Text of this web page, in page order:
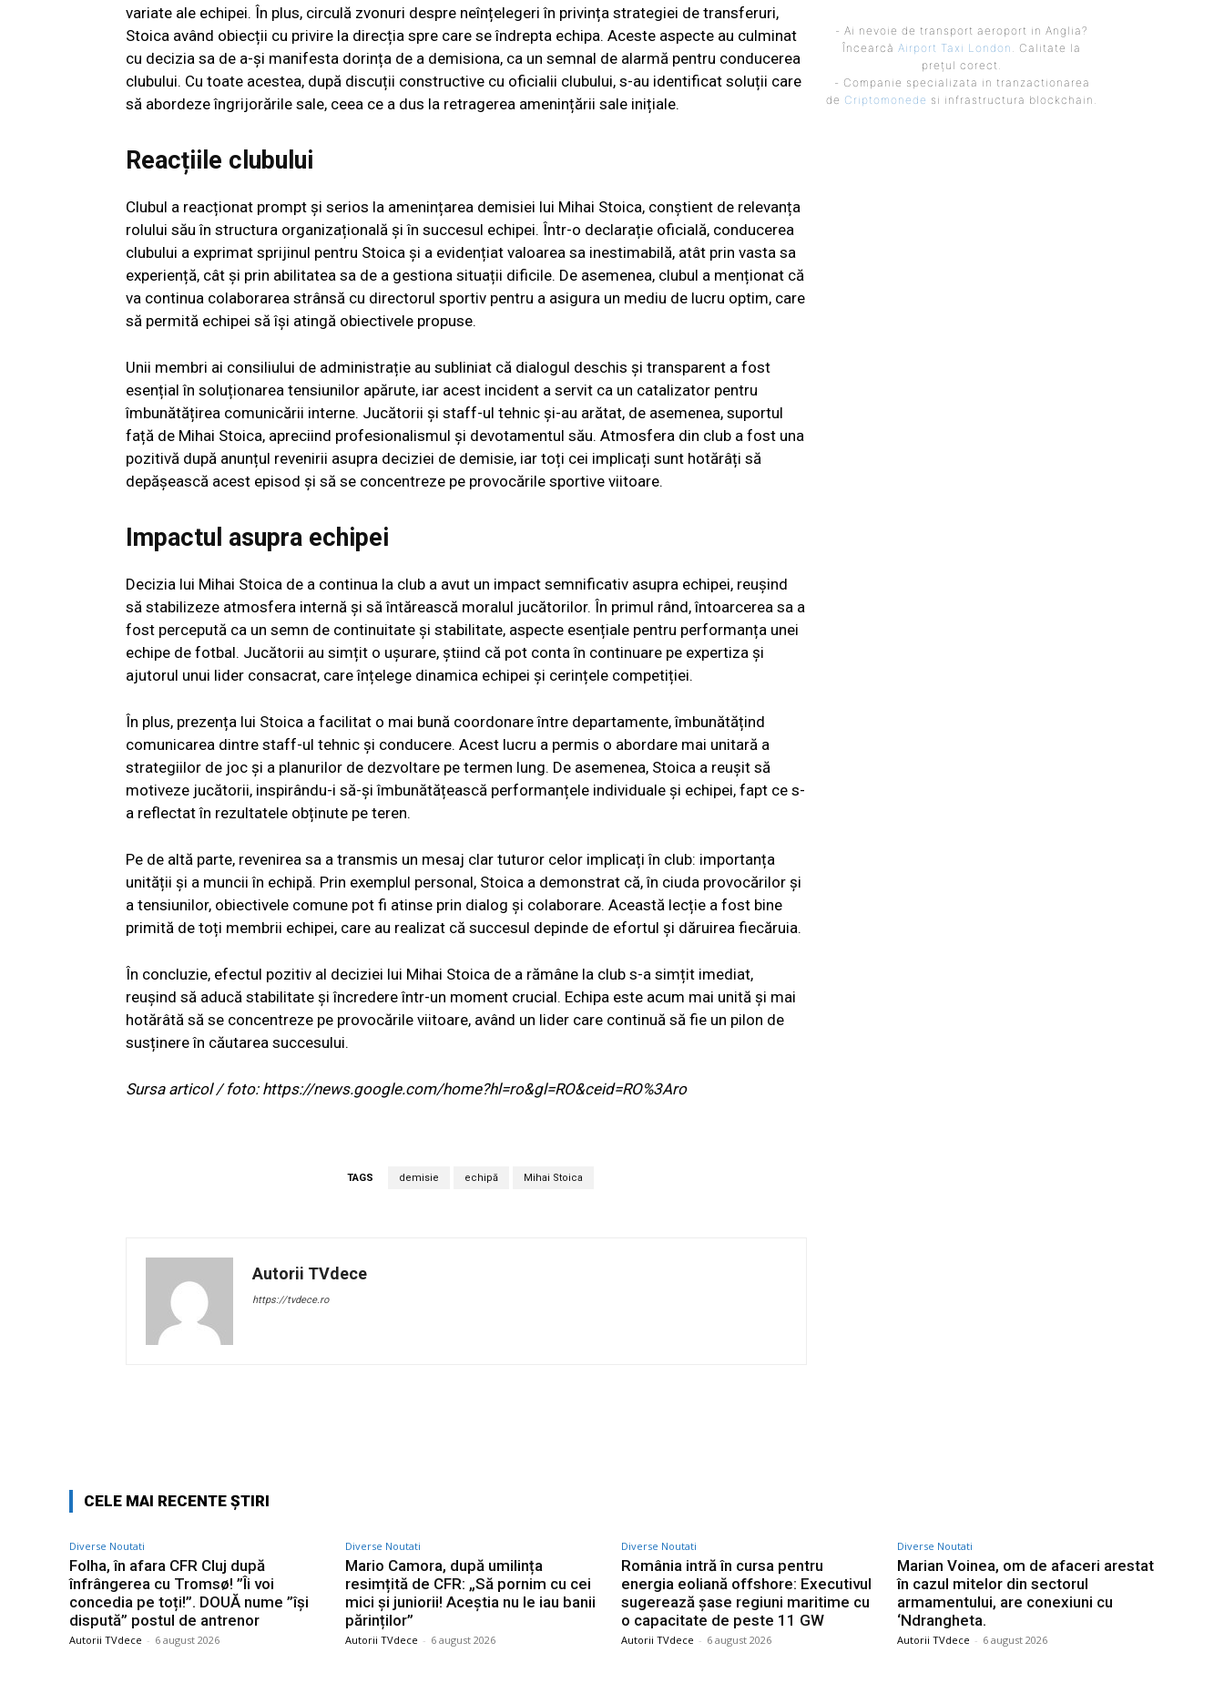
variate ale echipei. În plus, circulă zvonuri despre neînțelegeri în privința strategiei de transferuri,
Stoica având obiecții cu privire la direcția spre care se îndrepta echipa. Aceste aspecte au culminat
cu decizia sa de a-și manifesta dorința de a demisiona, ca un semnal de alarmă pentru conducerea
clubului. Cu toate acestea, după discuții constructive cu oficialii clubului, s-au identificat soluții care
să abordeze îngrijorările sale, ceea ce a dus la retragerea amenințării sale inițiale.
Reacțiile clubului
Clubul a reacționat prompt și serios la amenințarea demisiei lui Mihai Stoica, conștient de relevanța
rolului său în structura organizațională și în succesul echipei. Într-o declarație oficială, conducerea
clubului a exprimat sprijinul pentru Stoica și a evidențiat valoarea sa inestimabilă, atât prin vasta sa
experiență, cât și prin abilitatea sa de a gestiona situații dificile. De asemenea, clubul a menționat că
va continua colaborarea strânsă cu directorul sportiv pentru a asigura un mediu de lucru optim, care
să permită echipei să își atingă obiectivele propuse.
Unii membri ai consiliului de administrație au subliniat că dialogul deschis și transparent a fost
esențial în soluționarea tensiunilor apărute, iar acest incident a servit ca un catalizator pentru
îmbunătățirea comunicării interne. Jucătorii și staff-ul tehnic și-au arătat, de asemenea, suportul
față de Mihai Stoica, apreciind profesionalismul și devotamentul său. Atmosfera din club a fost una
pozitivă după anunțul revenirii asupra deciziei de demisie, iar toți cei implicați sunt hotărâți să
depășească acest episod și să se concentreze pe provocările sportive viitoare.
Impactul asupra echipei
Decizia lui Mihai Stoica de a continua la club a avut un impact semnificativ asupra echipei, reușind
să stabilizeze atmosfera internă și să întărească moralul jucătorilor. În primul rând, întoarcerea sa a
fost percepută ca un semn de continuitate și stabilitate, aspecte esențiale pentru performanța unei
echipe de fotbal. Jucătorii au simțit o ușurare, știind că pot conta în continuare pe expertiza și
ajutorul unui lider consacrat, care înțelege dinamica echipei și cerințele competiției.
În plus, prezența lui Stoica a facilitat o mai bună coordonare între departamente, îmbunătățind
comunicarea dintre staff-ul tehnic și conducere. Acest lucru a permis o abordare mai unitară a
strategiilor de joc și a planurilor de dezvoltare pe termen lung. De asemenea, Stoica a reușit să
motiveze jucătorii, inspirându-i să-și îmbunătățească performanțele individuale și echipei, fapt ce s-
a reflectat în rezultatele obținute pe teren.
Pe de altă parte, revenirea sa a transmis un mesaj clar tuturor celor implicați în club: importanța
unității și a muncii în echipă. Prin exemplul personal, Stoica a demonstrat că, în ciuda provocărilor și
a tensiunilor, obiectivele comune pot fi atinse prin dialog și colaborare. Această lecție a fost bine
primită de toți membrii echipei, care au realizat că succesul depinde de efortul și dăruirea fiecăruia.
În concluzie, efectul pozitiv al deciziei lui Mihai Stoica de a rămâne la club s-a simțit imediat,
reușind să aducă stabilitate și încredere într-un moment crucial. Echipa este acum mai unită și mai
hotărâtă să se concentreze pe provocările viitoare, având un lider care continuă să fie un pilon de
susținere în căutarea succesului.
Sursa articol / foto: https://news.google.com/home?hl=ro&gl=RO&ceid=RO%3Aro
TAGS demisie echipă Mihai Stoica
Autorii TVdece
https://tvdece.ro
- Ai nevoie de transport aeroport in Anglia?
Încearcă Airport Taxi London . Calitate la
prețul corect.
- Companie specializata in tranzactionarea
de Criptomonede si infrastructura blockchain.
CELE MAI RECENTE ȘTIRI
Diverse Noutati
Folha, în afara CFR Cluj după
înfrângerea cu Tromsø! ”Îi voi
concedia pe toți!”. DOUĂ nume ”își
dispută” postul de antrenor
Autorii TVdece - 6 august 2026
Diverse Noutati
Mario Camora, după umilința
resimțită de CFR: „Să pornim cu cei
mici și juniorii! Aceștia nu le iau banii
părinților”
Autorii TVdece - 6 august 2026
Diverse Noutati
România intră în cursa pentru
energia eoliană offshore: Executivul
sugerează șase regiuni maritime cu
o capacitate de peste 11 GW
Autorii TVdece - 6 august 2026
Diverse Noutati
Marian Voinea, om de afaceri arestat
în cazul mitelor din sectorul
armamentului, are conexiuni cu
‘Ndrangheta.
Autorii TVdece - 6 august 2026